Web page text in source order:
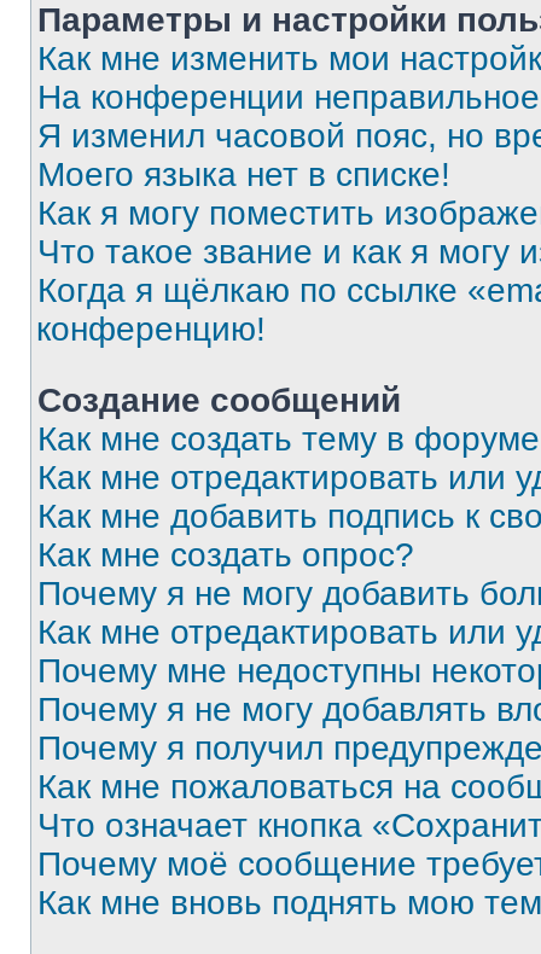
Параметры и настройки
Как мне изменить мои
На конференции
Я изменил часовой пояс, но
Моего языка нет в списке!
Как я могу поместить
Что такое звание и как я могу
Когда я щёлкаю по ссылке
конференцию!
Создание сообщений
Как мне создать тему в
Как мне отредактировать или
Как мне добавить подпись к
Как мне создать опрос?
Почему я не могу добавить
Как мне отредактировать или
Почему мне недоступны
Почему я не могу добавлять
Почему я получил
Как мне пожаловаться на
Что означает кнопка
Почему моё сообщение
Как мне вновь поднять мою